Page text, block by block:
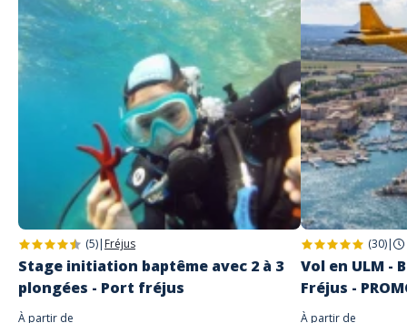
(5)| Fréjus
Stage initiation baptême avec 2 à 3
plongées - Port fréjus
À partir de
(30)|
Vol en ULM -
Fréjus -
À partir de